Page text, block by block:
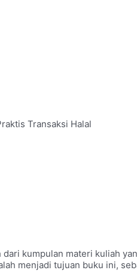
Transaksi Halal
kumpulan materi kuliah
menjadi tujuan buku ini,